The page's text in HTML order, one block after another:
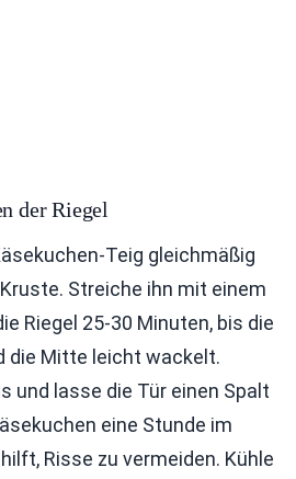
der Riegel
Teig gleichmäßig
Streiche ihn mit einem
Riegel 25-30 Minuten, bis die
die Mitte leicht wackelt.
und lasse die Tür einen Spalt
eine Stunde im
Risse zu vermeiden. Kühle